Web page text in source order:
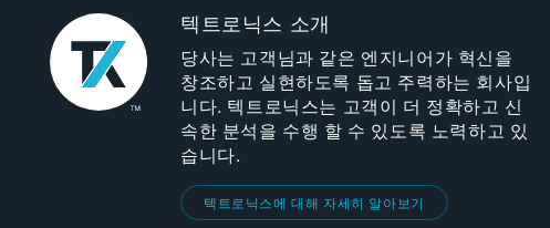
텍트로닉스 소개
당사는 고객님과 같은 엔지니어가 혁신을
창조하고 실현하도록 돕고 주력하는 회사입
니다. 텍트로닉스는 고객이 더 정확하고 신
속한 분석을 수행 할 수 있도록 노력하고 있
습니다.
텍트로닉스에 대해 자세히 알아보기